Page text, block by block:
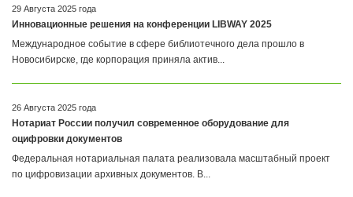
29 Августа 2025 года
Инновационные решения на конференции LIBWAY 2025
Международное событие в сфере библиотечного дела прошло в
Новосибирске, где корпорация приняла актив...
26 Августа 2025 года
Нотариат России получил современное оборудование для
оцифровки документов
Федеральная нотариальная палата реализовала масштабный проект
по цифровизации архивных документов. В...